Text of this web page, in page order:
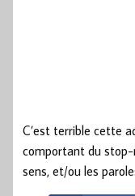
C’est terrible cette
comportant du stop-
sens, et/ou les